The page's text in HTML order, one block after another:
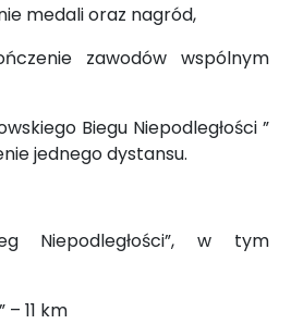
medali oraz nagród,
zawodów wspólnym
Biegu Niepodległości ”
jednego dystansu.
Niepodległości”, w tym
– 11 km